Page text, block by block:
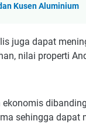
Kusen Aluminium
juga dapat
nilai properti
sehingga